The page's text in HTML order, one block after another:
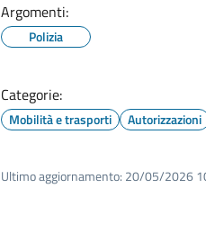
Argomenti:
Polizia
Categorie:
Mobilità e trasporti Autorizzazioni
Ultimo aggiornamento: 20/05/2026